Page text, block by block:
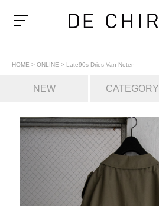
HOME > ONLINE > Late90s Dries Van Noten
NEW CATEGORY